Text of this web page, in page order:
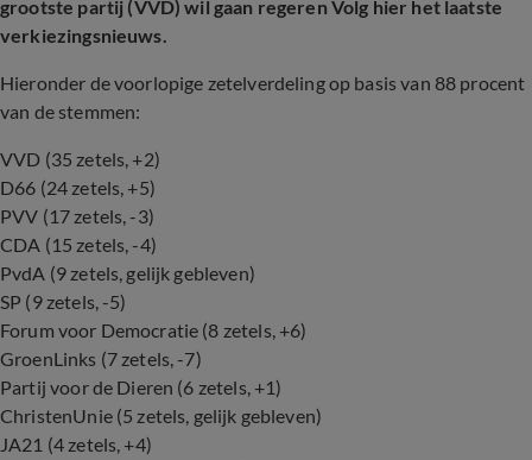
grootste partij (VVD) wil gaan regeren Volg hier het laatste
verkiezingsnieuws.
Hieronder de voorlopige zetelverdeling op basis van 88 procent
van de stemmen:
VVD (35 zetels, +2)
D66 (24 zetels, +5)
PVV (17 zetels, -3)
CDA (15 zetels, -4)
PvdA (9 zetels, gelijk gebleven)
SP (9 zetels, -5)
Forum voor Democratie (8 zetels, +6)
GroenLinks (7 zetels, -7)
Partij voor de Dieren (6 zetels, +1)
ChristenUnie (5 zetels, gelijk gebleven)
JA21 (4 zetels, +4)